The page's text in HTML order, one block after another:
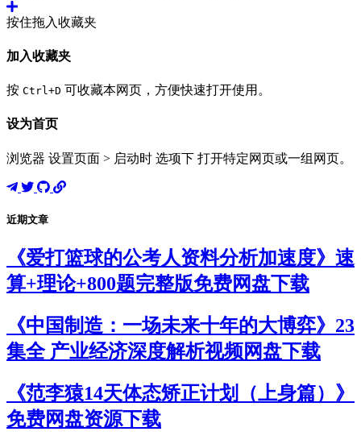
按住拖入收藏夹
加入收藏夹
按 Ctrl+D 可收藏本网页，方便快速打开使用。
设为首页
浏览器 设置页面 > 启动时 选项下 打开特定网页或一组网页。
近期文章
《爱打篮球的公考人资料分析加速度》速
算+理论+800题完整版免费网盘下载
《中国制造：一场未来十年的大博弈》23
集全 产业经济深度解析视频网盘下载
《范李猿14天体态矫正计划（上身篇）》
免费网盘资源下载